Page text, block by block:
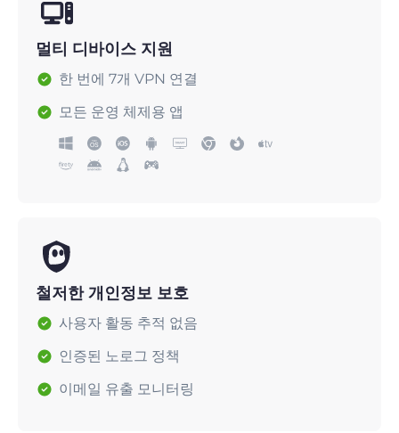
멀티 디바이스 지원
한 번에 7개 VPN 연결
모든 운영 체제용 앱
철저한 개인정보 보호
사용자 활동 추적 없음
인증된 노로그 정책
이메일 유출 모니터링